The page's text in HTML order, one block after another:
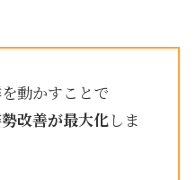
動かすことで
改善が最大化しま